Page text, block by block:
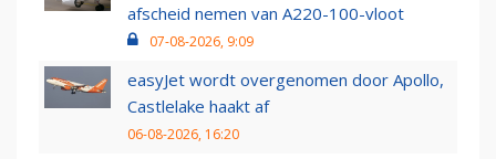
afscheid nemen van A220-100-vloot
07-08-2026, 9:09
easyJet wordt overgenomen door Apollo,
Castlelake haakt af
06-08-2026, 16:20